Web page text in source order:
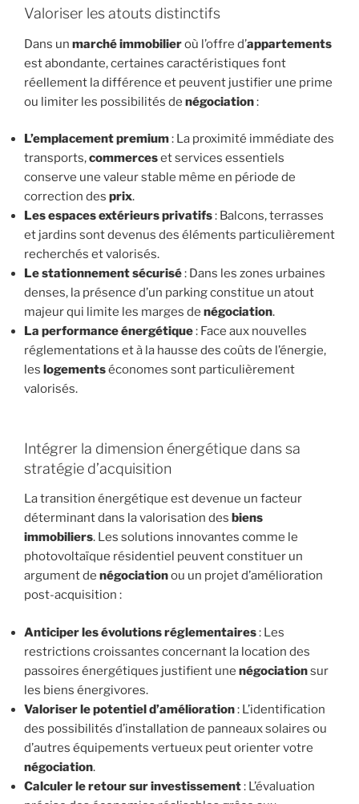
Valoriser les atouts distinctifs
Dans un marché immobilieroù l’offre d’appartements
est abondante, certaines caractéristiques font
réellement la différence et peuvent justifier une prime
ou limiter les possibilités de négociation:
L’emplacement premium: La proximité immédiate des
transports,commerceset services essentiels
conserve une valeur stable même en période de
correction des prix.
Les espaces extérieurs privatifs: Balcons, terrasses
et jardins sont devenus des éléments particulièrement
recherchés et valorisés.
Le stationnement sécurisé: Dans les zones urbaines
denses, la présence d’un parking constitue un atout
majeur qui limite les marges de négociation.
La performance énergétique: Face aux nouvelles
réglementations et à la hausse des coûts de l’énergie,
les logementséconomes sont particulièrement
valorisés.
Intégrer la dimension énergétique dans sa
stratégie d’acquisition
La transition énergétique est devenue un facteur
déterminant dans la valorisation des biens
immobiliers. Les solutions innovantes comme le
photovoltaïque résidentiel peuvent constituer un
argument de négociationou un projet d’amélioration
post-acquisition :
Anticiper les évolutions réglementaires: Les
restrictions croissantes concernant la location des
passoires énergétiques justifient une négociationsur
les biens énergivores.
Valoriser le potentiel d’amélioration: L’identification
des possibilités d’installation de panneaux solaires ou
d’autres équipements vertueux peut orienter votre
négociation.
Calculer le retour sur investissement: L’évaluation